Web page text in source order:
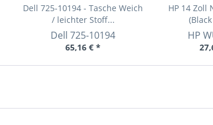
Dell 725-10194 - Tasche Weich
/ leichter Stoff...
Dell725-10194
65,16 € *
HP 14 Zoll
HP